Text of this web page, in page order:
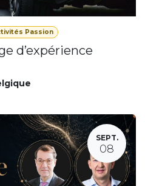
Passion
d’expérience
SEPT.
08